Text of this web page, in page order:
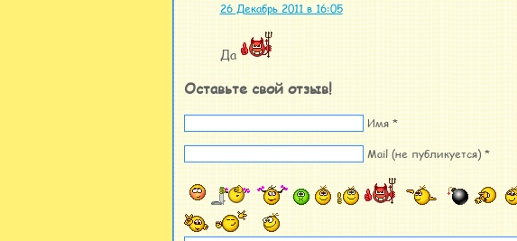
26 Декабрь 2011 в 16:05
Да
Оставьте свой отзыв!
Имя *
Mail (не публикуется) *